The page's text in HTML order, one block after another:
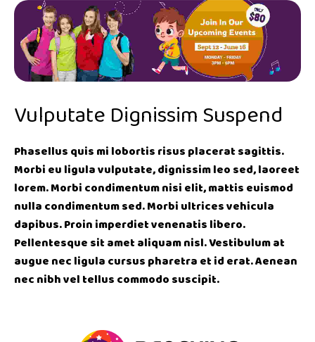
Vulputate Dignissim Suspend
Phasellus quis mi lobortis risus placerat sagittis.
Morbi eu ligula vulputate, dignissim leo sed, laoreet
lorem. Morbi condimentum nisi elit, mattis euismod
nulla condimentum sed. Morbi ultrices vehicula
dapibus. Proin imperdiet venenatis libero.
Pellentesque sit amet aliquam nisl. Vestibulum at
augue nec ligula cursus pharetra et id erat. Aenean
nec nibh vel tellus commodo suscipit.